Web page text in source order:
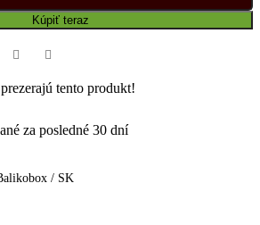
Kúpiť teraz
tento produkt!
za posledné 30 dní
/ SK